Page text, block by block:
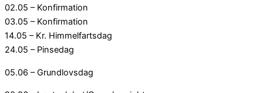
02.05 – Konfirmation
03.05 – Konfirmation
14.05 – Kr. Himmelfartsdag
24.05 – Pinsedag
05.06 – Grundlovsdag